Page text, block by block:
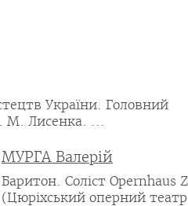
України. Головний
М. Лисенка. ...
МУРГА Валерій
Баритон. Соліст Opernhaus
(Цюріхський оперний